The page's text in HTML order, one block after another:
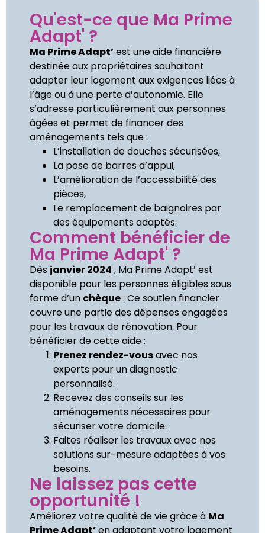
Qu'est-ce que Ma Prime
Adapt' ?
Ma Prime Adapt’est une aide financière
destinée aux propriétaires souhaitant
adapter leur logement aux exigences liées à
l’âge ou à une perte d’autonomie. Elle
s’adresse particulièrement aux personnes
âgées et permet de financer des
aménagements tels que :
L’installation de douches sécurisées,
La pose de barres d’appui,
L’amélioration de l’accessibilité des
pièces,
Le remplacement de baignoires par
des équipements adaptés.
Comment bénéficier de
Ma Prime Adapt' ?
Dès janvier 2024 , Ma Prime Adapt’ est
disponible pour les personnes éligibles sous
forme d’un chèque. Ce soutien financier
couvre une partie des dépenses engagées
pour les travaux de rénovation. Pour
bénéficier de cette aide :
Prenez rendez-vousavec nos
experts pour un diagnostic
personnalisé.
Recevez des conseils sur les
aménagements nécessaires pour
sécuriser votre domicile.
Faites réaliser les travaux avec nos
solutions sur-mesure adaptées à vos
besoins.
Ne laissez pas cette
opportunité !
Améliorez votre qualité de vie grâce à Ma